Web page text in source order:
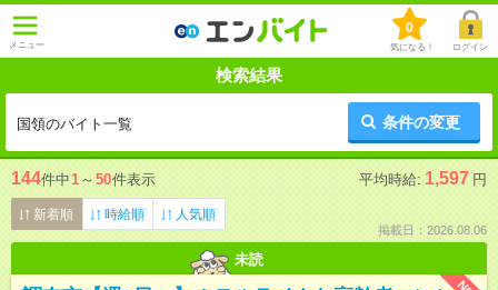
メニュー
0
気になる！ ログイン
検索結果
国領のバイト一覧 条件の変更
144件中1 ～ 50件表示 平均時給: 1,597 円
新着順 時給順 人気順
掲載日：2026.08.06
未読